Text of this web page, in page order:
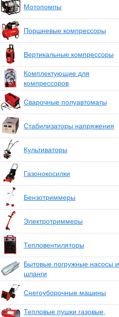
Мотопомпы
Поршневые компрессоры
Вертикальные компрессоры
Комплектующие для
компрессоров
Сварочные полуавтоматы
Стабилизаторы напряжения
Культиваторы
Газонокосилки
Бензотриммеры
Электротриммеры
Тепловентиляторы
Бытовые погружные насосы и
шланги
Снегоуборочные машины
Тепловые пушки газовые,